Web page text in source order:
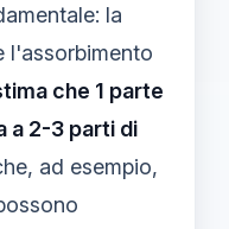
la
l'assorbimento
che 1 parte
a 2-3 parti di
ad esempio,